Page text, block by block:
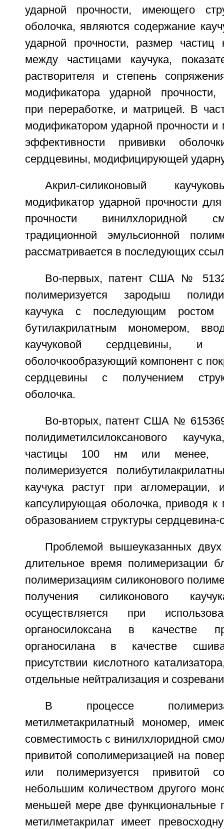
ударной прочности, имеющего
оболочка, являются содержание
ударной прочности, размер частиц
между частицами каучука,
растворителя и степень
модификатора ударной прочности,
при переработке, и матрицей. В
модификатором ударной прочности и
эффективности прививки
сердцевины, модифицирующей
Акрил-силиконовый
модификатор ударной прочности
прочности винилхлоридной
традиционной эмульсионной
рассматривается в последующих
Во-первых, патент США №
полимеризуется зародыш
каучука с последующим ростом
бутилакрилатным мономером,
каучуковой сердцевины, и
оболочкообразующий компонент с
сердцевины с получением
оболочка.
Во-вторых, патент США №
полидиметилсилоксанового
частицы 100 нм или менее, и,
полимеризуется
каучука растут при агломерации,
капсулирующая оболочка, приводя к
образованием структуры сердцевина-
Проблемой вышеуказанных
длительное время полимеризации
полимеризациям силиконового
получения силиконового
осуществляется при
органосилоксана в качестве
органосилана в качестве
присутствии кислотного
отдельные нейтрализация и
В процессе
метилметакрилатный мономер,
совместимость с винилхлоридной
привитой сополимеризацией на
или полимеризуется привитой
небольшим количеством другого
меньшей мере две функциональные
метилметакрилат имеет